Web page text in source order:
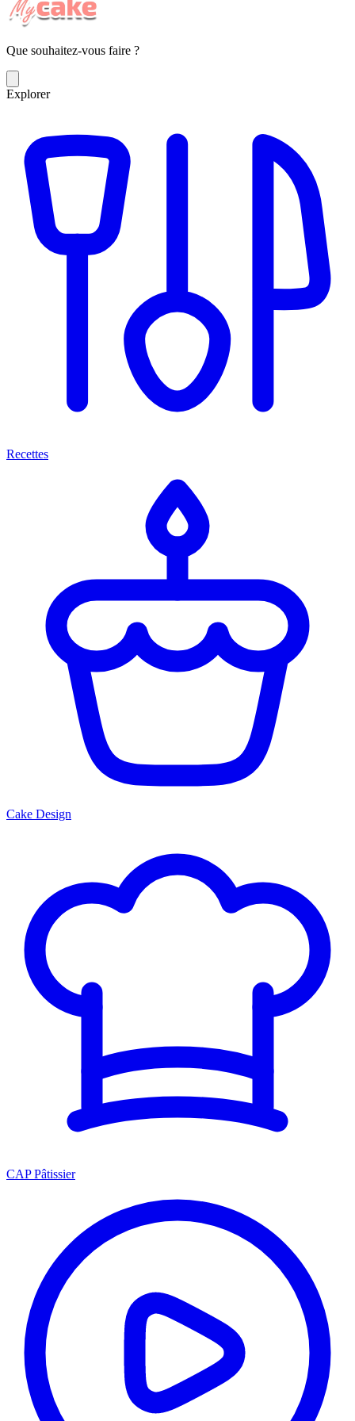
Que souhaitez-vous faire ?
Explorer
Recettes
Cake Design
CAP Pâtissier